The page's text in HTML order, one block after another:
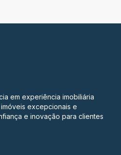
em experiência imobiliária
excepcionais e
e inovação para clientes